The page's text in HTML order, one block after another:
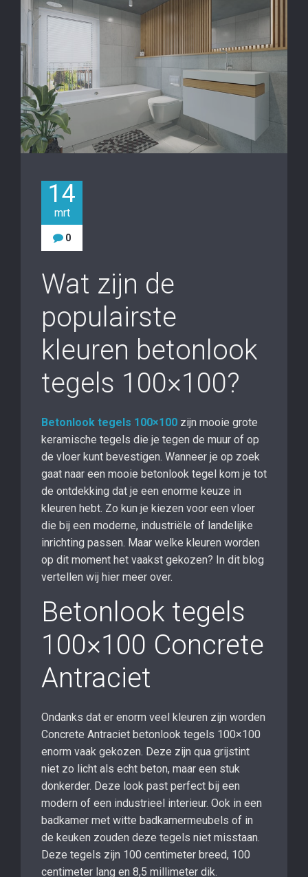
14
mrt
0
Wat zijn de
populairste
kleuren betonlook
tegels 100×100?
Betonlook tegels 100×100 zijn mooie grote
keramische tegels die je tegen de muur of op
de vloer kunt bevestigen. Wanneer je op zoek
gaat naar een mooie betonlook tegel kom je tot
de ontdekking dat je een enorme keuze in
kleuren hebt. Zo kun je kiezen voor een vloer
die bij een moderne, industriële of landelijke
inrichting passen. Maar welke kleuren worden
op dit moment het vaakst gekozen? In dit blog
vertellen wij hier meer over.
Betonlook tegels
100×100 Concrete
Antraciet
Ondanks dat er enorm veel kleuren zijn worden
Concrete Antraciet betonlook tegels 100×100
enorm vaak gekozen. Deze zijn qua grijstint
niet zo licht als echt beton, maar een stuk
donkerder. Deze look past perfect bij een
modern of een industrieel interieur. Ook in een
badkamer met witte badkamermeubels of in
de keuken zouden deze tegels niet misstaan.
Deze tegels zijn 100 centimeter breed, 100
centimeter lang en 8,5 millimeter dik.